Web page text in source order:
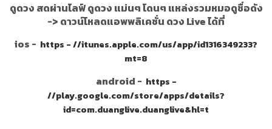
ดูดวง สดผ่านไลฟ์ ดูดวง แม่นๆ โดนๆ แหล่งรวมหมอดูชื่อดัง
-> ดาวน์โหลดแอพพลิเคชั่น ดวง Live ได้ที่
ios - https - //itunes.apple.com/us/app/id1316349233?
mt=8
android - https -
//play.google.com/store/apps/details?
id=com.duanglive.duanglive&hl=t